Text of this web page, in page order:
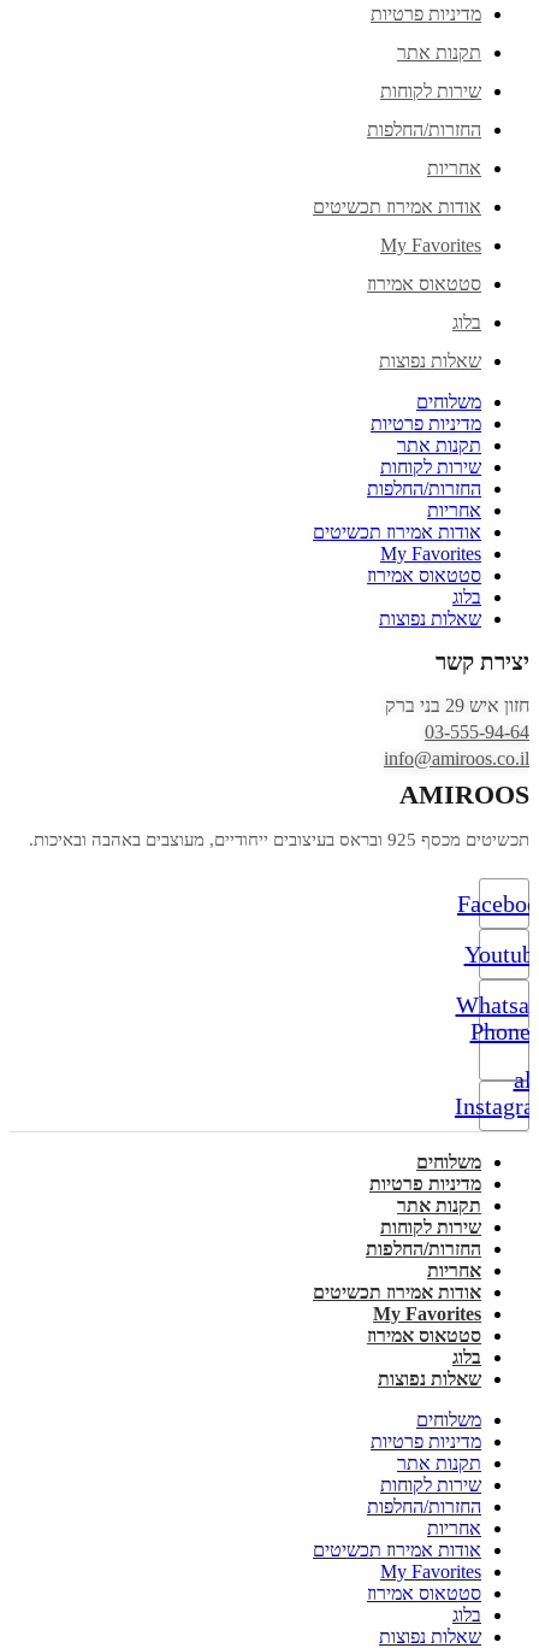
מדיניות פרטיות
תקנות אתר
שירות לקוחות
החזרות/החלפות
אחריות
אודות אמירוז תכשיטים
My Favorites
סטטאוס אמירוז
בלוג
שאלות נפוצות
משלוחים
מדיניות פרטיות
תקנות אתר
שירות לקוחות
החזרות/החלפות
אחריות
אודות אמירוז תכשיטים
My Favorites
סטטאוס אמירוז
בלוג
שאלות נפוצות
יצירת קשר
חזון איש 29 בני ברק
03-555-94-64
info@amiroos.co.il
AMIROOS
תכשיטים מכסף 925 ובראס בעיצובים ייחודיים, מעוצבים באהבה ובאיכות.
Phone-
alt
משלוחים
מדיניות פרטיות
תקנות אתר
שירות לקוחות
החזרות/החלפות
אחריות
אודות אמירוז תכשיטים
My Favorites
סטטאוס אמירוז
בלוג
שאלות נפוצות
משלוחים
מדיניות פרטיות
תקנות אתר
שירות לקוחות
החזרות/החלפות
אחריות
אודות אמירוז תכשיטים
My Favorites
סטטאוס אמירוז
בלוג
שאלות נפוצות